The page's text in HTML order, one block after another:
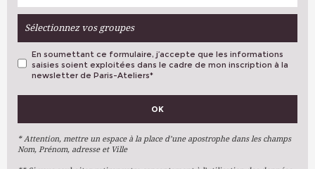
Sélectionnez vos groupes
VOS PRÉFÉRENCES
Arts Plastiques
Arts Du Texte
En soumettant ce formulaire, j’accepte que les informations
saisies soient exploitées dans le cadre de mon inscription à la
newsletter de Paris-Ateliers*
OK
* Attention, mettre un espace à la place d’une apostrophe dans les champs
Nom, Prénom, adresse et Ville